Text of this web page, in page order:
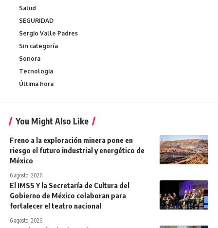
Salud
SEGURIDAD
Sergio Valle Padres
Sin categoría
Sonora
Tecnologia
Última hora
You Might Also Like
Freno a la exploración minera pone en
riesgo el futuro industrial y energético de
México
6 agosto, 2026
El IMSS Y la Secretaría de Cultura del
Gobierno de México colaboran para
fortalecer el teatro nacional
6 agosto, 2026